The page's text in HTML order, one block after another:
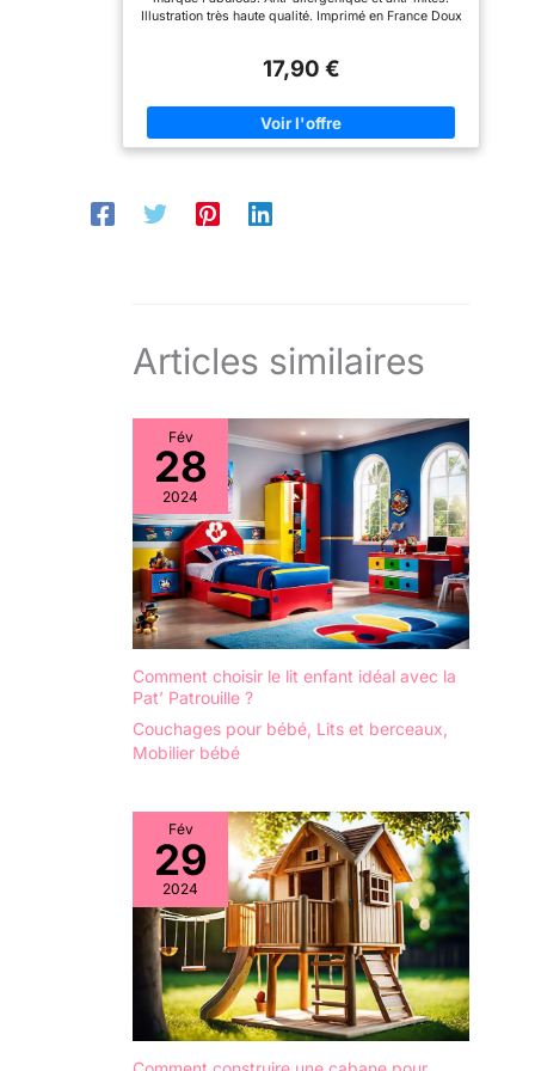
pour le tissu que
CADEAU IDÉAL -
cadeau parfait : il
exprime l’amour et
Illustration très haute qualité. Imprimé en France Doux
17,90 €
Articles similaires
Fév
28
2024
Comment choisir le lit enfant idéal avec la
Pat’ Patrouille ?
Couchages pour bébé Lits et berceaux
Mobilier bébé
Fév
29
2024